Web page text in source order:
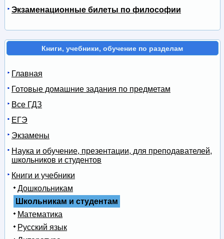
Экзаменационные билеты по философии
Книги, учебники, обучение по разделам
Главная
Готовые домашние задания по предметам
Все ГДЗ
ЕГЭ
Экзамены
Наука и обучение, презентации, для преподавателей,
школьников и студентов
Книги и учебники
Дошкольникам
Школьникам и студентам
Математика
Русский язык